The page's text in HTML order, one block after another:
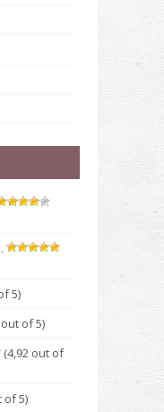
5)
out of 5)
(4,92 out of
of 5)